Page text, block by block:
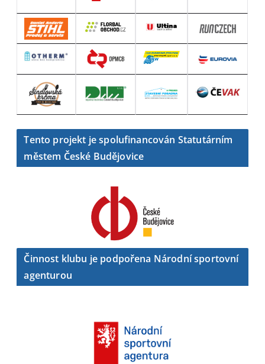
Tento projekt je spolufinancován Statutárním
městem České Budějovice
Činnost klubu je podpořena Národní sportovní
agenturou